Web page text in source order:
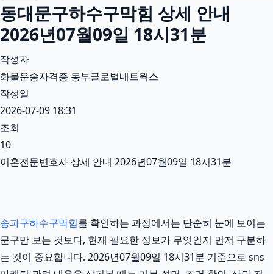
동대문구하수구막힘 상세 안내
2026년07월09일 18시31분
작성자
화물운송자격증 동부글로벌네트웍스
작성일
2026-07-09 18:31
조회
10
이혼전문변호사 상세 안내 2026년07월09일 18시31분
송파구하수구막힘를 확인하는 과정에서는 단순히 눈에 보이는
문구만 보는 것보다, 현재 필요한 정보가 무엇인지 먼저 구분하
는 것이 중요합니다. 2026년07월09일 18시31분 기준으로 sns